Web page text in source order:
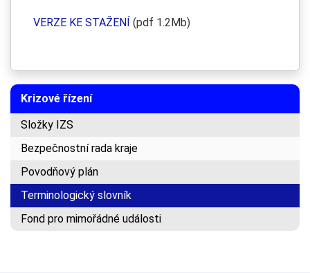
VERZE KE STAŽENÍ (pdf 1.2Mb)
Krizové řízení
Složky IZS
Bezpečnostní rada kraje
Povodňový plán
Terminologický slovník
Fond pro mimořádné události